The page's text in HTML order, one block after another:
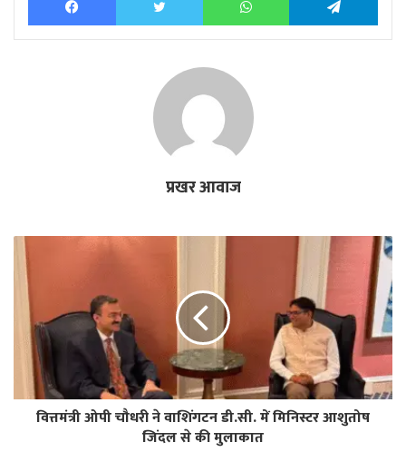
प्रखर आवाज
वित्तमंत्री ओपी चौधरी ने वाशिंगटन डी.सी. में मिनिस्टर आशुतोष
जिंदल से की मुलाकात